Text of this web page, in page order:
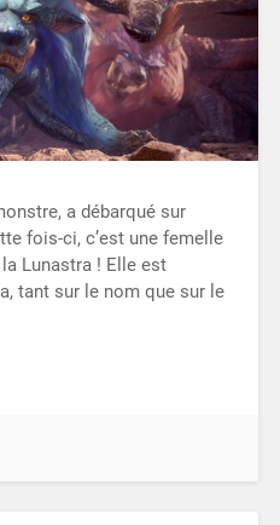
a débarqué sur
fois-ci, c’est une femelle
Lunastra ! Elle est
tant sur le nom que sur le